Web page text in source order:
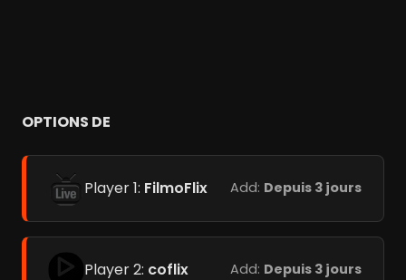
OPTIONS DE
Player 1: FilmoFlix Add: Depuis 3 jours
Player 2: coflix Add: Depuis 3 jours